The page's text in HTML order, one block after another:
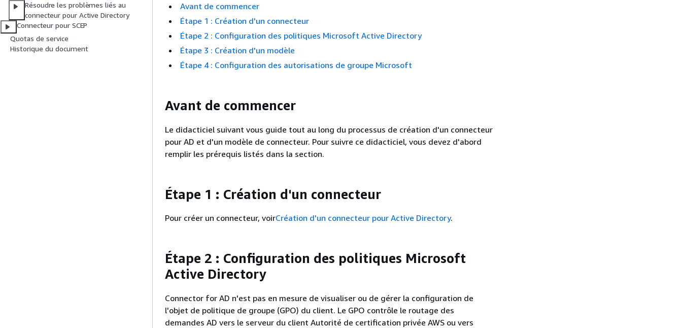
Résoudre les problèmes liés au
connecteur pour Active Directory
Connecteur pour SCEP
Quotas de service
Historique du document
Avant de commencer
Étape 1 : Création d'un connecteur
Étape 2 : Configuration des politiques Microsoft Active Directory
Étape 3 : Création d'un modèle
Étape 4 : Configuration des autorisations de groupe Microsoft
Avant de commencer
Le didacticiel suivant vous guide tout au long du processus de création d'un connecteur
pour AD et d'un modèle de connecteur. Pour suivre ce didacticiel, vous devez d'abord
remplir les prérequis listés dans la section.
Étape 1 : Création d'un connecteur
Pour créer un connecteur, voirCréation d'un connecteur pour Active Directory.
Étape 2 : Configuration des politiques Microsoft
Active Directory
Connector for AD n'est pas en mesure de visualiser ou de gérer la configuration de
l'objet de politique de groupe (GPO) du client. Le GPO contrôle le routage des
demandes AD vers le serveur du client Autorité de certification privée AWS ou vers